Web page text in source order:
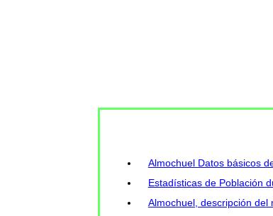
Almochuel Datos básicos
Estadísticas de Población
Almochuel, descripción del